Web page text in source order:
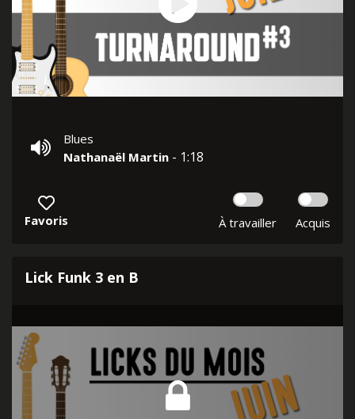
Blues
Nathanaël Martin - 1:18
Favoris À travailler Acquis
Lick Funk 3 en B